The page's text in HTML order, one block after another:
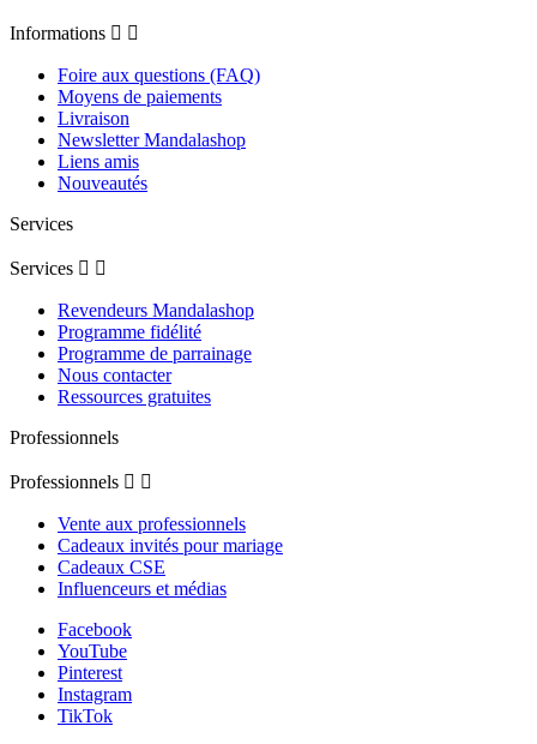
Informations  
Foire aux questions (FAQ)
Moyens de paiements
Livraison
Newsletter Mandalashop
Liens amis
Nouveautés
Services
Services  
Revendeurs Mandalashop
Programme fidélité
Programme de parrainage
Nous contacter
Ressources gratuites
Professionnels
Professionnels  
Vente aux professionnels
Cadeaux invités pour mariage
Cadeaux CSE
Influenceurs et médias
Facebook
YouTube
Pinterest
Instagram
TikTok